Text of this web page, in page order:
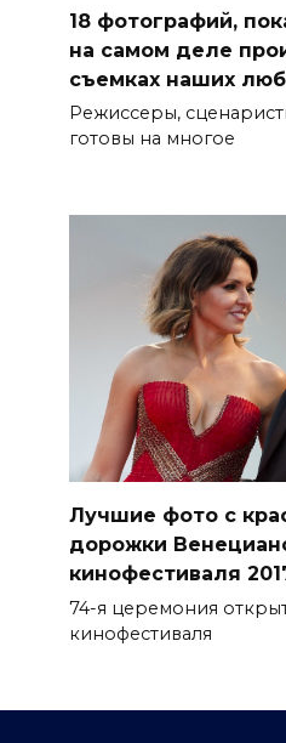
18 фотографий,
на самом деле
съемках наших
Режиссеры,
готовы на многое
Лучшие фото с
дорожки
кинофестиваля
74-я церемония
кинофестиваля